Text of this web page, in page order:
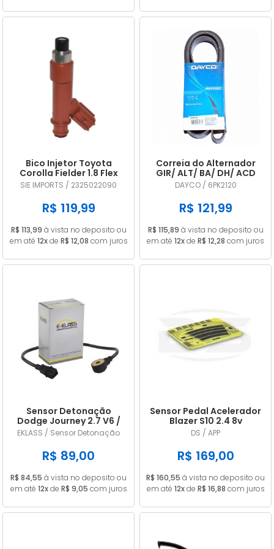
Bico Injetor Toyota
Corolla Fielder 1.8 Flex
2009 2010 2011 2012 2013
2325022090
SIE IMPORTS / 2325022090
R$ 119,99
R$ 113,99 à vista no deposito ou
em até 12xde R$ 12,08 com juros
Correia do Alternador
GIR/ ALT/ BA/ DH/ ACD
DAYCO 6PK2120
DAYCO / 6PK2120
R$ 121,99
R$ 115,89 à vista no deposito ou
em até 12xde R$ 12,28 com juros
Sensor Detonação
Dodge Journey 2.7 V6 /
Challenger 3.5 V6
4609093AE / 4606093AD
EKLASS / Sensor Detonação
R$ 89,00
R$ 84,55 à vista no deposito ou
em até 12xde R$ 9,05 com juros
Sensor Pedal Acelerador
Blazer S10 2.4 8v
Gasolina 2006/2011
DS / APP
R$ 169,00
R$ 160,55 à vista no deposito ou
em até 12xde R$ 16,88 com juros